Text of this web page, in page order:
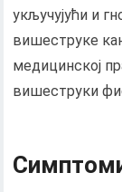
укључујући и
вишеструке
медицинској
вишеструки